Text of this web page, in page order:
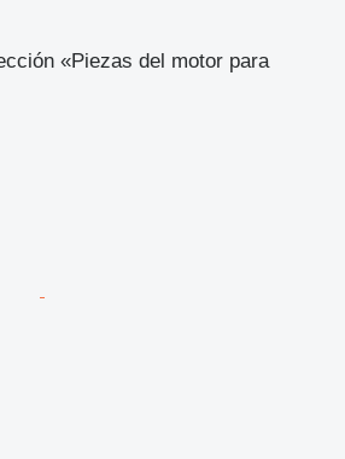
«Piezas del motor para